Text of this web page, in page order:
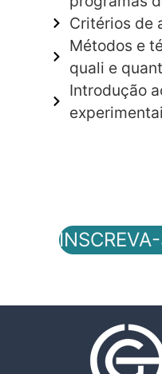
Critérios de
Métodos e
quali e
Introdução